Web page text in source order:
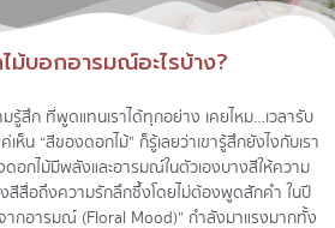
บอกอารมณ์อะไรบ้าง?
สึก ที่พูดแทนเราได้ทุกอย่าง เคยไหม…เวลารับ
ห็น “สีของดอกไม้” ก็รู้เลยว่าเขารู้สึกยังไงกับเรา
ดอกไม้มีพลังและอารมณ์ในตัวเองบางสีให้ความ
สีสื่อถึงความรักลึกซึ้งโดยไม่ต้องพูดสักคำ ในปี
ากอารมณ์ (Floral Mood)” กำลังมาแรงมากทั้ง